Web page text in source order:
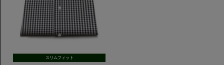
スリムフィット